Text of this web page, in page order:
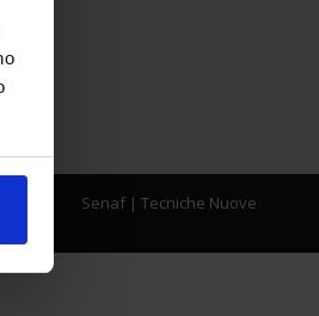
Senaf| Tecniche Nuove